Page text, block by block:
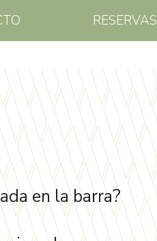
RESERVAS
en la barra?